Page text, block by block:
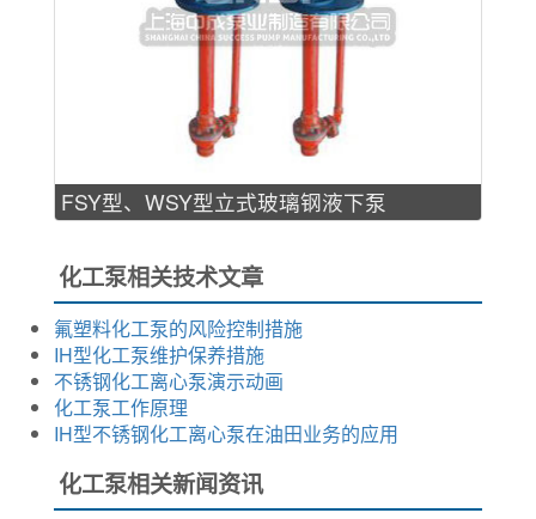
FSY型、WSY型立式玻璃钢液下泵
化工泵相关技术文章
氟塑料化工泵的风险控制措施
IH型化工泵维护保养措施
不锈钢化工离心泵演示动画
化工泵工作原理
IH型不锈钢化工离心泵在油田业务的应用
化工泵相关新闻资讯